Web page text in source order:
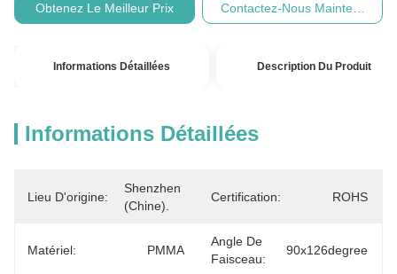
Obtenez Le Meilleur Prix Contactez-Nous Maintenant
Informations Détaillées Description Du Produit
Informations Détaillées
Lieu D'origine:
Shenzhen
(Chine).
Certification: ROHS
Matériel: PMMA
Angle De
Faisceau:
90x126degree